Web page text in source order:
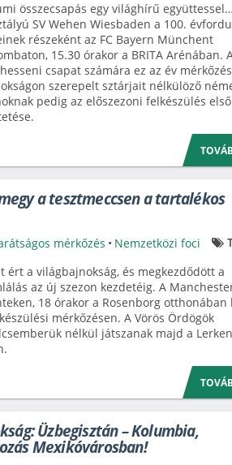
összecsapás egy világhírű
SV Wehen Wiesbaden a 100.
részeként az FC Bayern Münchent
15.30 órakor a BRITA Arénában.
csapat számára ez az év
szerepelt sztárjait nélkülöző
pedig az előszezoni felkészülés első
a tesztmeccsen a tartalékos
mérkőzés • Nemzetközi foci
ért a világbajnokság, és megkezdődött a
az új szezon kezdetéig. A
18 órakor a Rosenborg otthonában
mérkőzésen. A Vörös Ördögök
nélkül játszanak majd a
Üzbegisztán – Kolumbia,
Mexikóvárosban!